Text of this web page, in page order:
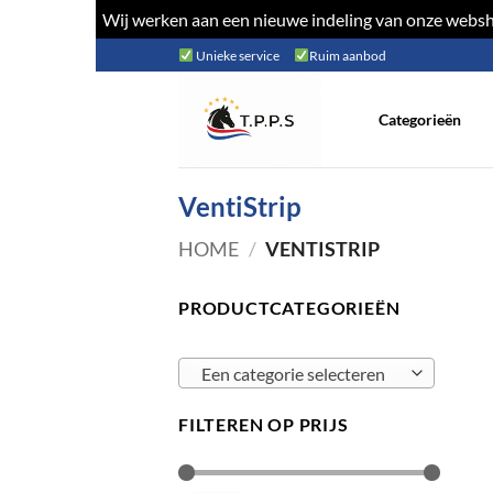
Wij werken aan een nieuwe indeling van onze
naar
Unieke service Ruim aanbod
Categorieën
VentiStrip
HOME / VENTISTRIP
PRODUCTCATEGORIEËN
Een categorie selecteren
FILTEREN OP PRIJS